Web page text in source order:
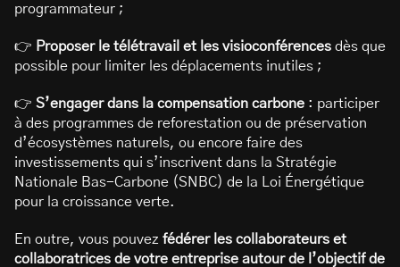
programmateur ;
👉 Proposer le télétravail et les visioconférences dès que
possible pour limiter les déplacements inutiles ;
👉 S’engager dans la compensation carbone : participer
à des programmes de reforestation ou de préservation
d’écosystèmes naturels, ou encore faire des
investissements qui s’inscrivent dans la Stratégie
Nationale Bas-Carbone (SNBC) de la Loi Énergétique
pour la croissance verte.
En outre, vous pouvez fédérer les collaborateurs et
collaboratrices de votre entreprise autour de l’objectif de